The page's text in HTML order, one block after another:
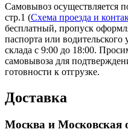
Самовывоз осуществляется
стр.1 (Схема проезда и
бесплатный, пропуск
паспорта или
склада с 9:00 до 18:00.
самовывоза для
готовности к отгрузке.
Доставка
Москва и Московская